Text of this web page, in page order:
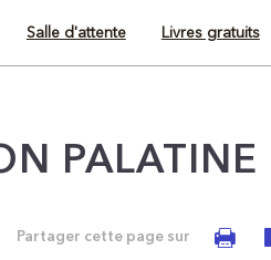
Salle d'attente Livres gratuits
PALATINE
Partager cette page sur